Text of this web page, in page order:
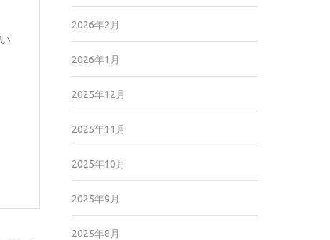
2026年2月
2026年1月
2025年12月
2025年11月
2025年10月
2025年9月
2025年8月